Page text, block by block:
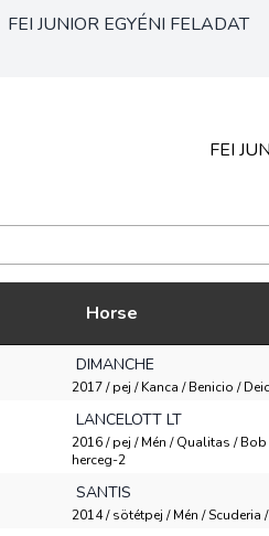
FEI JUNIOR EGYÉNI FELADAT
FEI
Horse
DIMANCHE
2017 / pej / Kanca / Benicio /
LANCELOTT LT
2016 / pej / Mén / Qualitas /
herceg-2
SANTIS
2014 / sötétpej / Mén / Scuderia